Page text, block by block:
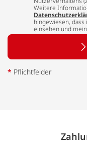
Weitere
hingewiesen,
einsehen und
* Pflichtfelder